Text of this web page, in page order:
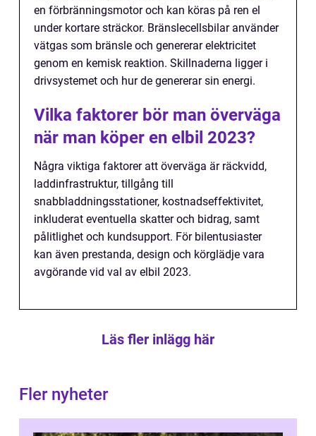
en förbränningsmotor och kan köras på ren el
under kortare sträckor. Bränslecellsbilar använder
vätgas som bränsle och genererar elektricitet
genom en kemisk reaktion. Skillnaderna ligger i
drivsystemet och hur de genererar sin energi.
Vilka faktorer bör man överväga
när man köper en elbil 2023?
Några viktiga faktorer att överväga är räckvidd,
laddinfrastruktur, tillgång till
snabbladdningsstationer, kostnadseffektivitet,
inkluderat eventuella skatter och bidrag, samt
pålitlighet och kundsupport. För bilentusiaster
kan även prestanda, design och körglädje vara
avgörande vid val av elbil 2023.
Läs fler inlägg här
Fler nyheter